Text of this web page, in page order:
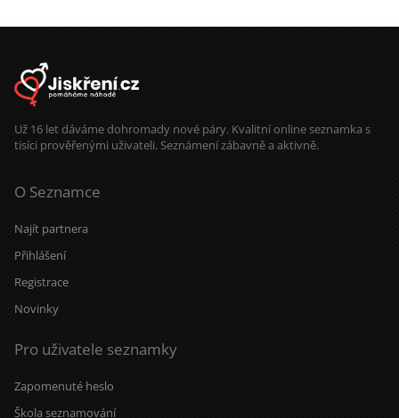
Už 16 let dáváme dohromady nové páry. Kvalitní online seznamka s
tisíci prověřenými uživateli. Seznámení zábavně a aktivně.
O Seznamce
Najít partnera
Přihlášení
Registrace
Novinky
Pro uživatele seznamky
Zapomenuté heslo
Škola seznamování